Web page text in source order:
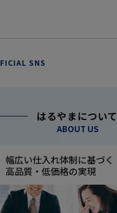
SNS
はるやまについて
ABOUT US
幅広い仕入れ体制に基づく
高品質・低価格の実現